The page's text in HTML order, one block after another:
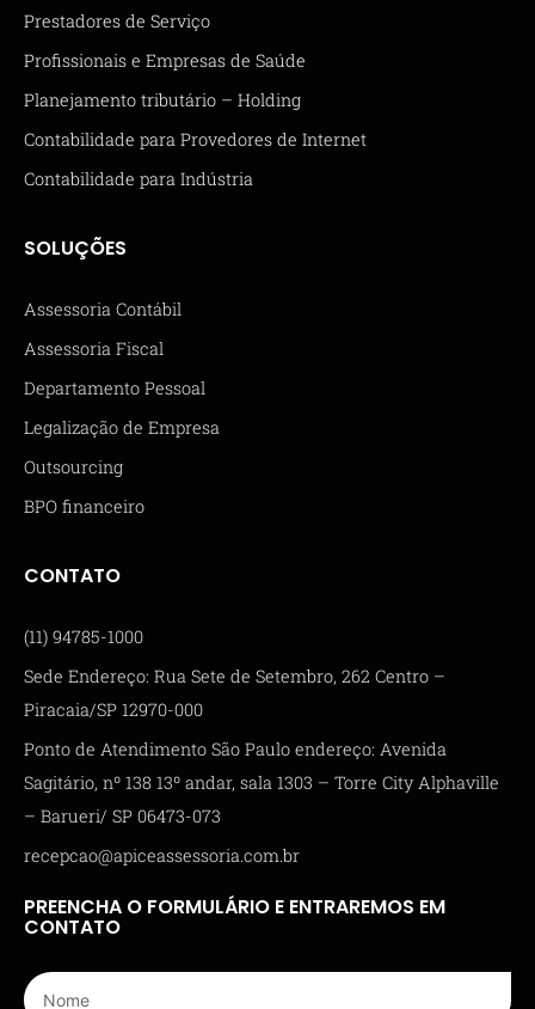
Prestadores de Serviço
Profissionais e Empresas de Saúde
Planejamento tributário – Holding
Contabilidade para Provedores de Internet
Contabilidade para Indústria
SOLUÇÕES
Assessoria Contábil
Assessoria Fiscal
Departamento Pessoal
Legalização de Empresa
Outsourcing
BPO financeiro
CONTATO
(11) 94785-1000
Sede Endereço: Rua Sete de Setembro, 262 Centro –
Piracaia/SP 12970-000
Ponto de Atendimento São Paulo endereço: Avenida
Sagitário, nº 138 13º andar, sala 1303 – Torre City Alphaville
– Barueri/ SP 06473-073
recepcao@apiceassessoria.com.br
PREENCHA O FORMULÁRIO E ENTRAREMOS EM
CONTATO